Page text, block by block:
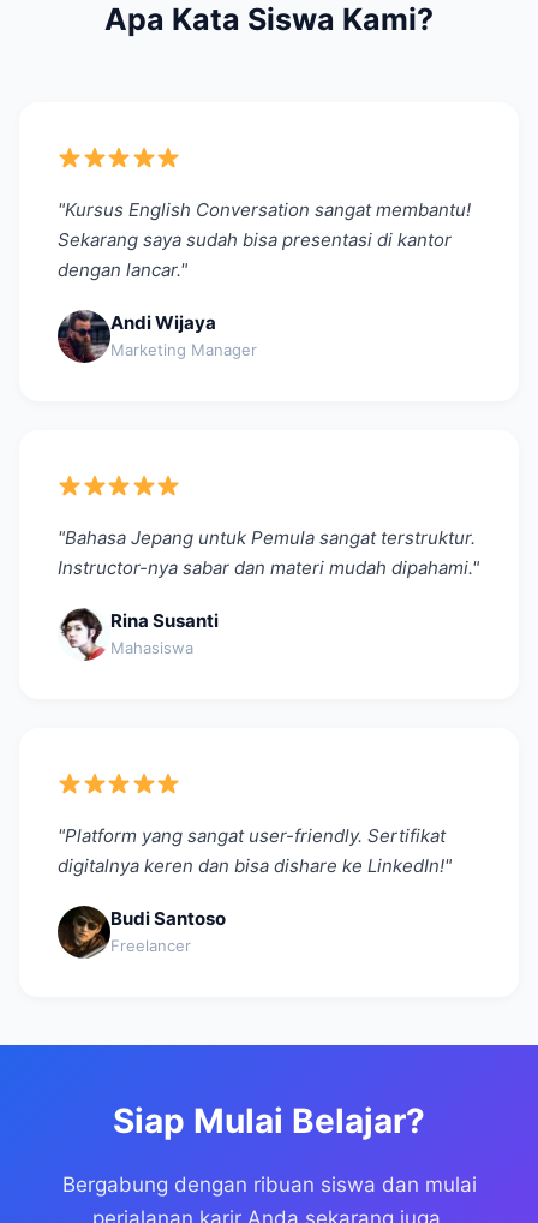
Apa Kata Siswa Kami?
"Kursus English Conversation sangat membantu!
Sekarang saya sudah bisa presentasi di kantor
dengan lancar."
Andi Wijaya
Marketing Manager
"Bahasa Jepang untuk Pemula sangat terstruktur.
Instructor-nya sabar dan materi mudah dipahami."
Rina Susanti
Mahasiswa
"Platform yang sangat user-friendly. Sertifikat
digitalnya keren dan bisa dishare ke LinkedIn!"
Budi Santoso
Freelancer
Siap Mulai Belajar?
Bergabung dengan ribuan siswa dan mulai
perjalanan karir Anda sekarang juga.